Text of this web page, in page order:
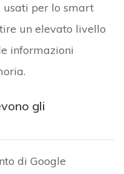
per lo smart
un elevato livello
informazioni
gli
di Google